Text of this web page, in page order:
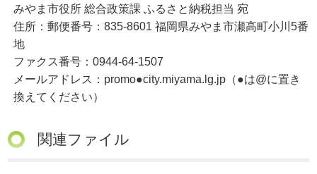
みやま市役所 総合政策課 ふるさと納税担当 宛
住所：郵便番号：835-8601 福岡県みやま市瀬高町小川5番
地
ファクス番号：0944-64-1507
メールアドレス：promo●city.miyama.lg.jp（●は@に置き
換えてください）
関連ファイル